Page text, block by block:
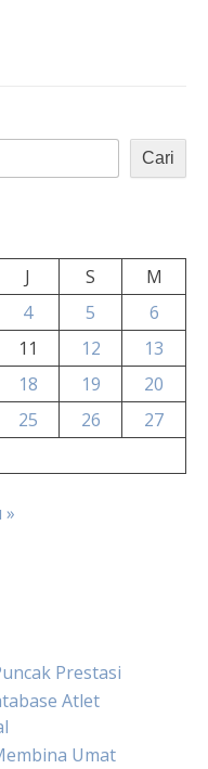
Cari
J S
M
4 5
6
11 12
13
18 19
20
25 26
27
»
Prestasi
Atlet
Umat